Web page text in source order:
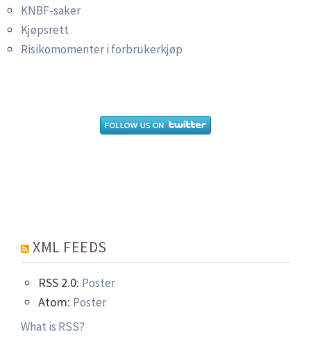
KNBF-saker
Kjøpsrett
Risikomomenter i forbrukerkjøp
XML FEEDS
RSS 2.0: Poster
Atom: Poster
What is RSS?